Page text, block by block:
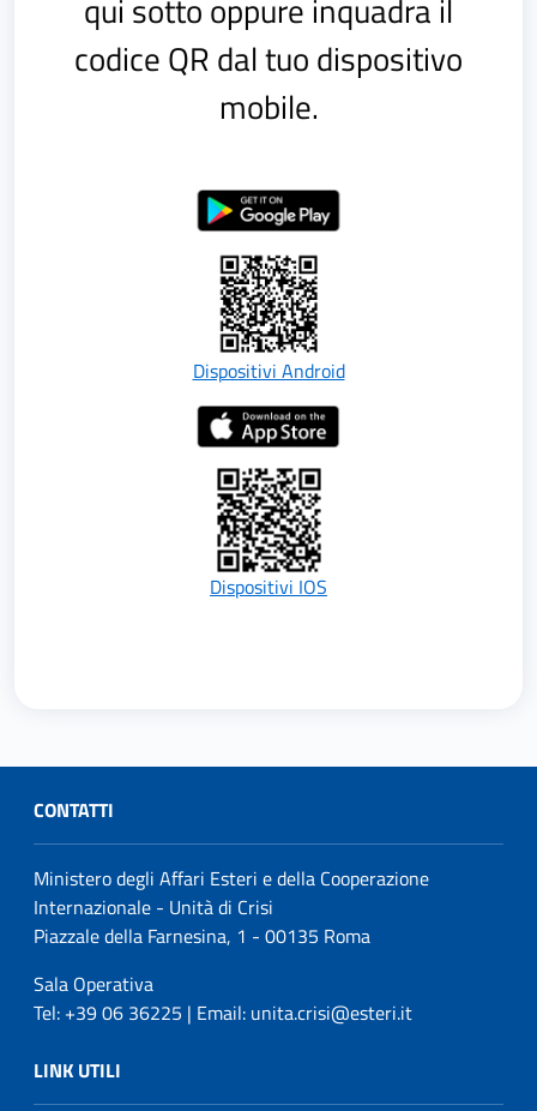
qui sotto oppure inquadra il
codice QR dal tuo dispositivo
mobile.
Dispositivi Android
Dispositivi IOS
CONTATTI
Ministero degli Affari Esteri e della Cooperazione
Internazionale - Unità di Crisi
Piazzale della Farnesina, 1 - 00135 Roma
Sala Operativa
Tel: +39 06 36225 | Email: unita.crisi@esteri.it
LINK UTILI